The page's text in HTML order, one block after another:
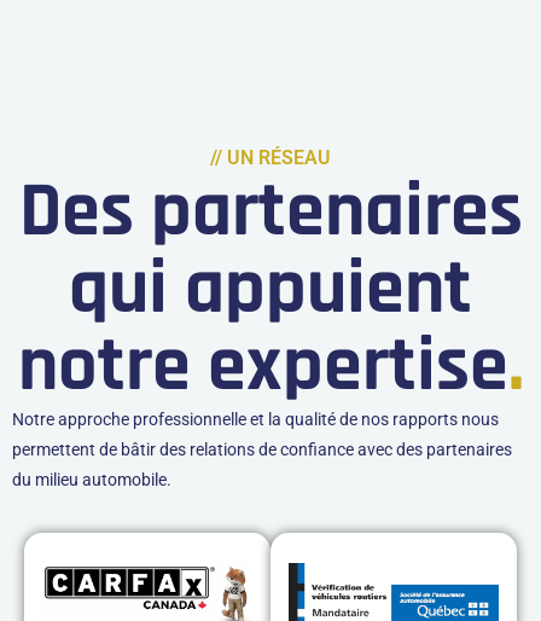
// UN RÉSEAU
Des partenaires
qui appuient
notre expertise.
Notre approche professionnelle et la qualité de nos rapports nous
permettent de bâtir des relations de confiance avec des partenaires
du milieu automobile.